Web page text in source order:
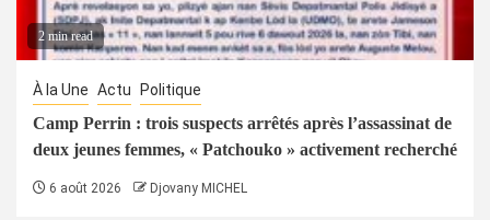
2 min read
À la Une Actu Politique
Camp Perrin : trois suspects arrêtés après l’assassinat de
deux jeunes femmes, « Patchouko » activement recherché
6 août 2026 Djovany MICHEL